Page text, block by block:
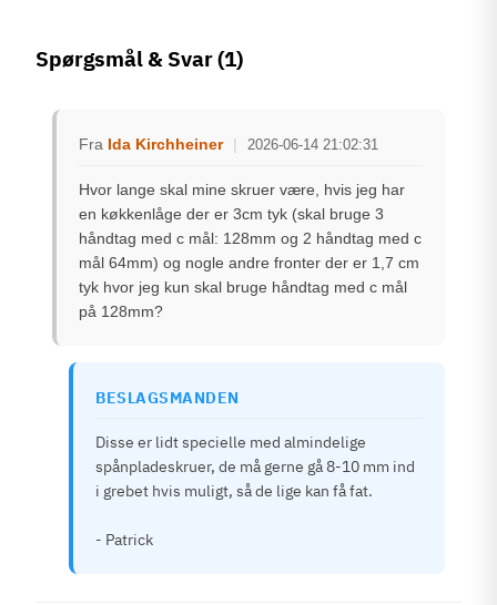
Spørgsmål & Svar(1)
Fra Ida Kirchheiner | 2026-06-14 21:02:31
Hvor lange skal mine skruer være, hvis jeg har
en køkkenlåge der er 3cm tyk (skal bruge 3
håndtag med c mål: 128mm og 2 håndtag med c
mål 64mm) og nogle andre fronter der er 1,7 cm
tyk hvor jeg kun skal bruge håndtag med c mål
på 128mm?
BESLAGSMANDEN
Disse er lidt specielle med almindelige
spånpladeskruer, de må gerne gå 8-10 mm ind
i grebet hvis muligt, så de lige kan få fat.
- Patrick